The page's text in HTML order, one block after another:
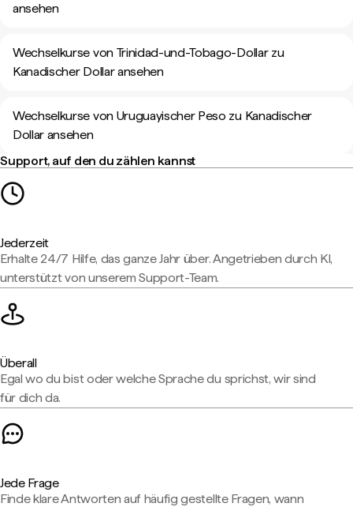
ansehen
Wechselkurse von Trinidad-und-Tobago-Dollar zu
Kanadischer Dollar ansehen
Wechselkurse von Uruguayischer Peso zu Kanadischer
Dollar ansehen
Support, auf den du zählen kannst
Jederzeit
Erhalte 24/7 Hilfe, das ganze Jahr über. Angetrieben durch KI,
unterstützt von unserem Support-Team.
Überall
Egal wo du bist oder welche Sprache du sprichst, wir sind
für dich da.
Jede Frage
Finde klare Antworten auf häufig gestellte Fragen, wann